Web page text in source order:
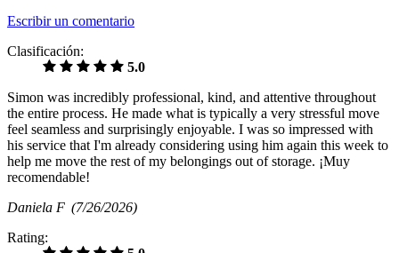
Escribir un comentario
Clasificación:
5.0
Simon was incredibly professional, kind, and attentive throughout
the entire process. He made what is typically a very stressful move
feel seamless and surprisingly enjoyable. I was so impressed with
his service that I'm already considering using him again this week to
help me move the rest of my belongings out of storage. ¡Muy
recomendable!
Daniela F (7/26/2026)
Rating: